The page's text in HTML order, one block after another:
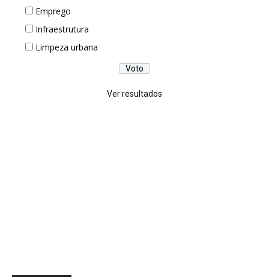
Emprego
Infraestrutura
Limpeza urbana
Ver resultados